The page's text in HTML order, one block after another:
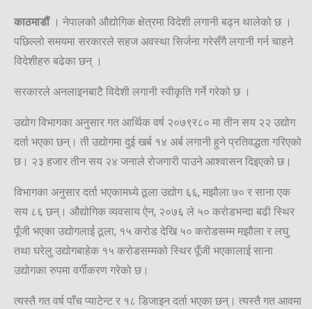
काठमाडौं। नेपालको औद्योगिक क्षेत्रमा विदेशी लगानी बढ्न थालेको छ ।
पछिल्लो समयमा सरकारले सहज अवस्था सिर्जना गरेसँगै लगानी गर्न चाहने
विदेशीहरु बढेका छन् ।
सरकारले अनलाइनबाटै विदेशी लगानी स्वीकृति गर्ने गरेको छ ।
उद्योग विभागका अनुसार गत आर्थिक वर्ष २०७९र८० मा तीन सय २२ उद्योग
दर्ता भएका छन्। ती उद्योगमा दुई खर्ब १४ अर्ब लगानी हुने प्रतिवद्धता गरिएको
छ। २३ हजार तीन सय २४ जनाले रोजगारी पाउने आश्वासन दिइएको छ।
विभागका अनुसार दर्ता भएकामध्ये ठूला उद्योग ६६, मझौला ७० र साना एक
सय ८६ छन्। औद्योगिक व्यवसाय ऐन, २०७६ ले ५० करोडभन्दा बढी स्थिर
पूँजी भएका उद्योगलाई ठूला, १५ करोड देखि ५० करोडसम्म मझौला र लघु
तथा घरेलु उद्योगबाहेक १५ करोडसम्मको स्थिर पूँजी भएकालाई साना
उद्योगका रुपमा वर्गीकरण गरेको छ।
त्यस्तै गत वर्ष पाँच प्याटेन्ट र १८ डिजाइन दर्ता भएका छन्। त्यस्तै गत आवमा